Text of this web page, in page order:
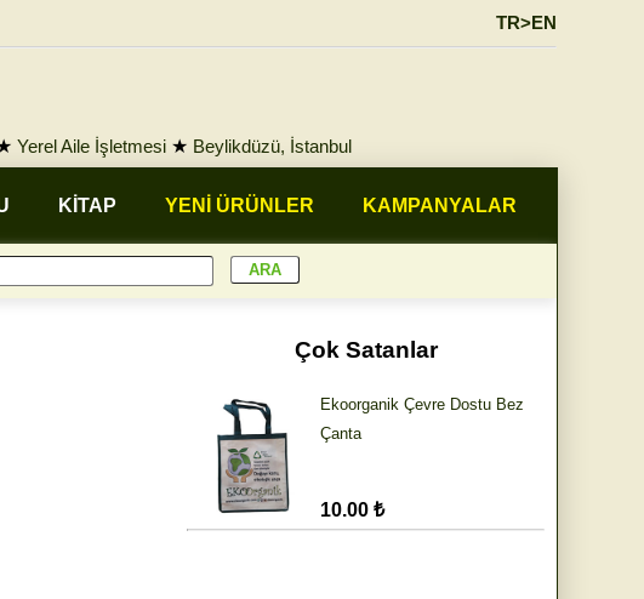
TR>EN
Yerel Aile İşletmesi ★ Beylikdüzü, İstanbul
KİTAP YENİ ÜRÜNLER KAMPANYALAR
Çok Satanlar
Ekoorganik Çevre Dostu Bez
Çanta
10.00 ₺